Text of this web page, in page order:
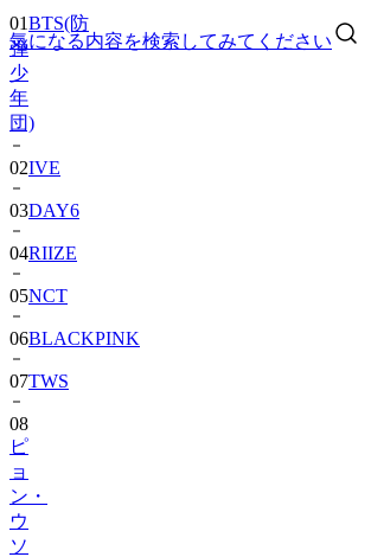
気になる内容を検索してみてください
01BTS(防
弾
少
年
団)
02IVE
03DAY6
04RIIZE
05NCT
06BLACKPINK
07TWS
08
ピ
ョ
ン・
ウ
ソ